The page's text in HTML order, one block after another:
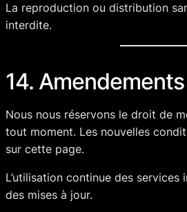
La reproduction ou distribution
interdite.
14. Amendements
Nous nous réservons le droit de
tout moment. Les nouvelles
sur cette page.
L’utilisation continue des services
des mises à jour.